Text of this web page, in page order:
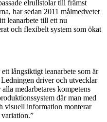
elrullstolar till främst
har sedan 2011 målmedvetet
leanarbete till ett nu
och flexibelt system som ökat
långsiktigt leanarbete som är
driver och utvecklar
medarbetares kompetens
där man med
visuell information monterar
variation.”